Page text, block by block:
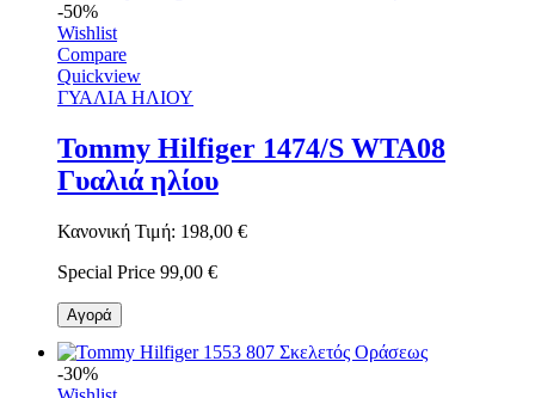
-50%
Wishlist
Compare
Quickview
ΓΥΑΛΙΑ ΗΛΙΟΥ
Tommy Hilfiger 1474/S WTA08
Γυαλιά ηλίου
Κανονική Τιμή: 198,00 €
Special Price 99,00 €
Αγορά
-30%